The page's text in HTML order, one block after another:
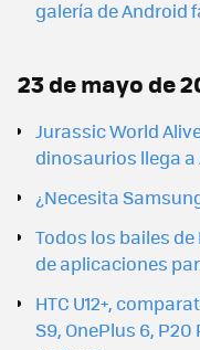
galería de Android
23 de mayo de
Jurassic World
dinosaurios llega a
¿Necesita
Todos los bailes
de aplicaciones
HTC U12+,
S9, OnePlus 6,